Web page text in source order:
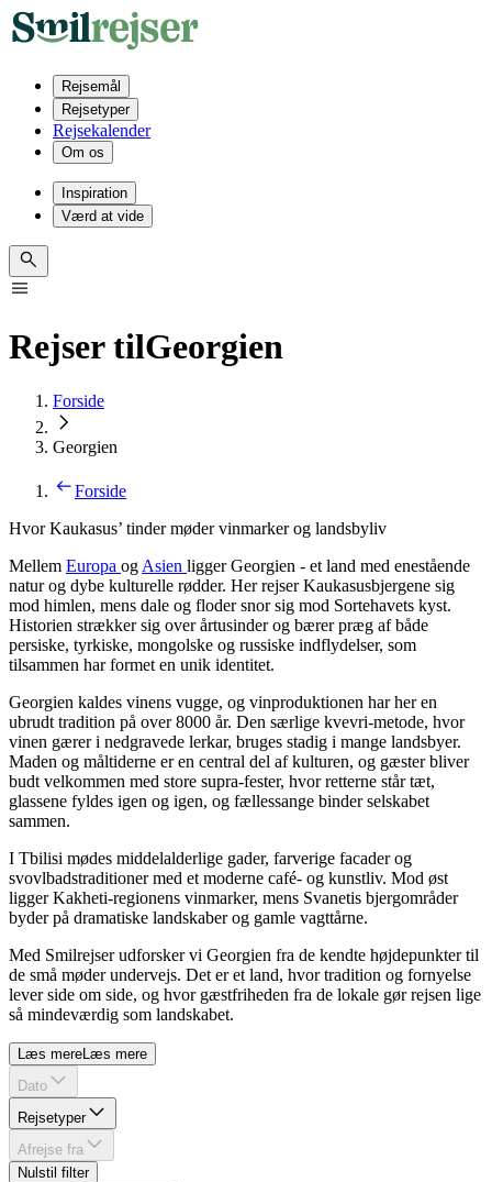
Rejsemål
Rejsetyper
Rejsekalender
Om os
Inspiration
Værd at vide
Rejser tilGeorgien
Forside
Georgien
Forside
Hvor Kaukasus’ tinder møder vinmarker og landsbyliv
Mellem Europa og Asien ligger Georgien - et land med enestående
natur og dybe kulturelle rødder. Her rejser Kaukasusbjergene sig
mod himlen, mens dale og floder snor sig mod Sortehavets kyst.
Historien strækker sig over årtusinder og bærer præg af både
persiske, tyrkiske, mongolske og russiske indflydelser, som
tilsammen har formet en unik identitet.
Georgien kaldes vinens vugge, og vinproduktionen har her en
ubrudt tradition på over 8000 år. Den særlige kvevri-metode, hvor
vinen gærer i nedgravede lerkar, bruges stadig i mange landsbyer.
Maden og måltiderne er en central del af kulturen, og gæster bliver
budt velkommen med store supra-fester, hvor retterne står tæt,
glassene fyldes igen og igen, og fællessange binder selskabet
sammen.
I Tbilisi mødes middelalderlige gader, farverige facader og
svovlbadstraditioner med et moderne café- og kunstliv. Mod øst
ligger Kakheti-regionens vinmarker, mens Svanetis bjergområder
byder på dramatiske landskaber og gamle vagttårne.
Med Smilrejser udforsker vi Georgien fra de kendte højdepunkter til
de små møder undervejs. Det er et land, hvor tradition og fornyelse
lever side om side, og hvor gæstfriheden fra de lokale gør rejsen lige
så mindeværdig som landskabet.
Læs mere Læs mere
Dato
Rejsetyper
Afrejse fra
Nulstil filter